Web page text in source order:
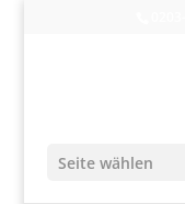
Seite wählen